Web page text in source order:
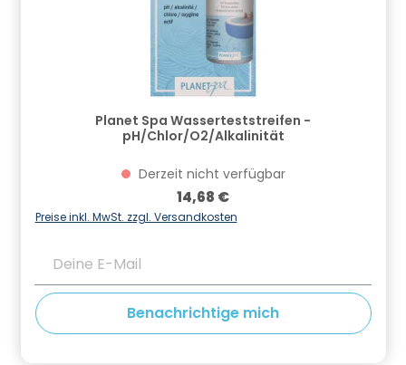
Planet Spa Wasserteststreifen -
pH/Chlor/O2/Alkalinität
Derzeit nicht verfügbar
Regulärer Preis:
14,68 €
Preise inkl. MwSt. zzgl. Versandkosten
Benachrichtige mich